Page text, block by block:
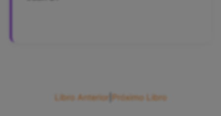
Libro Anterior Próximo Libro